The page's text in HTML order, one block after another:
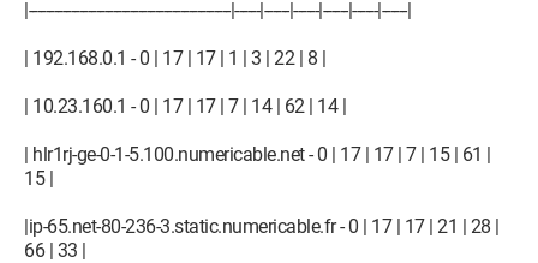
|------------------------------------------------|------|------|------|------|------|------|
| 192.168.0.1 - 0 | 17 | 17 | 1 | 3 | 22 | 8 |
| 10.23.160.1 - 0 | 17 | 17 | 7 | 14 | 62 | 14 |
| hlr1rj-ge-0-1-5.100.numericable.net - 0 | 17 | 17 | 7 | 15 | 61 |
15 |
|ip-65.net-80-236-3.static.numericable.fr - 0 | 17 | 17 | 21 | 28 |
66 | 33 |